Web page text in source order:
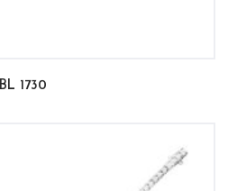
BL 1730